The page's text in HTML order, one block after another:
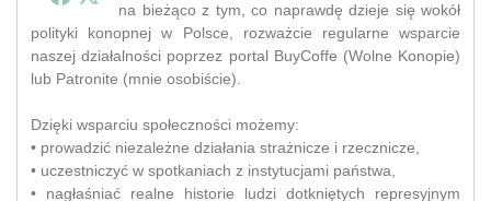
na bieżąco z tym, co naprawdę dzieje się wokół
polityki konopnej w Polsce, rozważcie regularne wsparcie
naszej działalności poprzez portal BuyCoffe (Wolne Konopie)
lub Patronite (mnie osobiście).
Dzięki wsparciu społeczności możemy:
• prowadzić niezależne działania strażnicze i rzecznicze,
• uczestniczyć w spotkaniach z instytucjami państwa,
• nagłaśniać realne historie ludzi dotkniętych represyjnym